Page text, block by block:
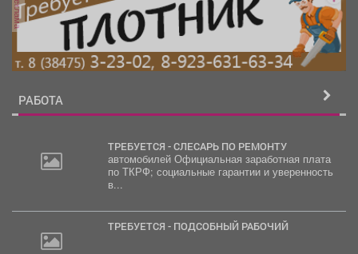
реклама
РАБОТА
ТРЕБУЕТСЯ - СЛЕСАРЬ ПО РЕМОНТУ
автомобилей Официальная заработная плата
по ТКРФ; социальные гарантии и уверенность
в...
ТРЕБУЕТСЯ - ПОДСОБНЫЙ РАБОЧИЙ